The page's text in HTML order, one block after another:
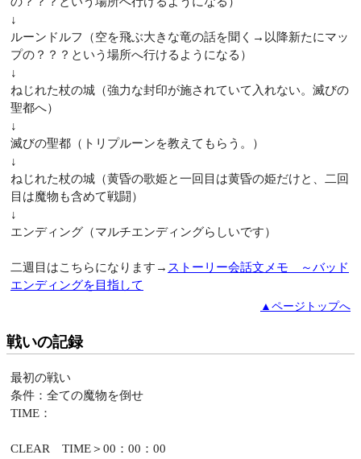
↓
ルーンドルフ（空を飛ぶ大きな竜の話を聞く→以降新たにマッ
プの？？？という場所へ行けるようになる）
↓
ねじれた杖の城（強力な封印が施されていて入れない。滅びの
聖都へ）
↓
滅びの聖都（トリプルーンを教えてもらう。）
↓
ねじれた杖の城（黄昏の歌姫と一回目は黄昏の姫だけと、二回
目は魔物も含めて戦闘）
↓
エンディング（マルチエンディングらしいです）
二週目はこちらになります→ ストーリー会話文メモ ～バッド
エンディングを目指して
▲ページトップへ
戦いの記録
最初の戦い
条件：全ての魔物を倒せ
TIME：
CLEAR TIME＞00：00：00